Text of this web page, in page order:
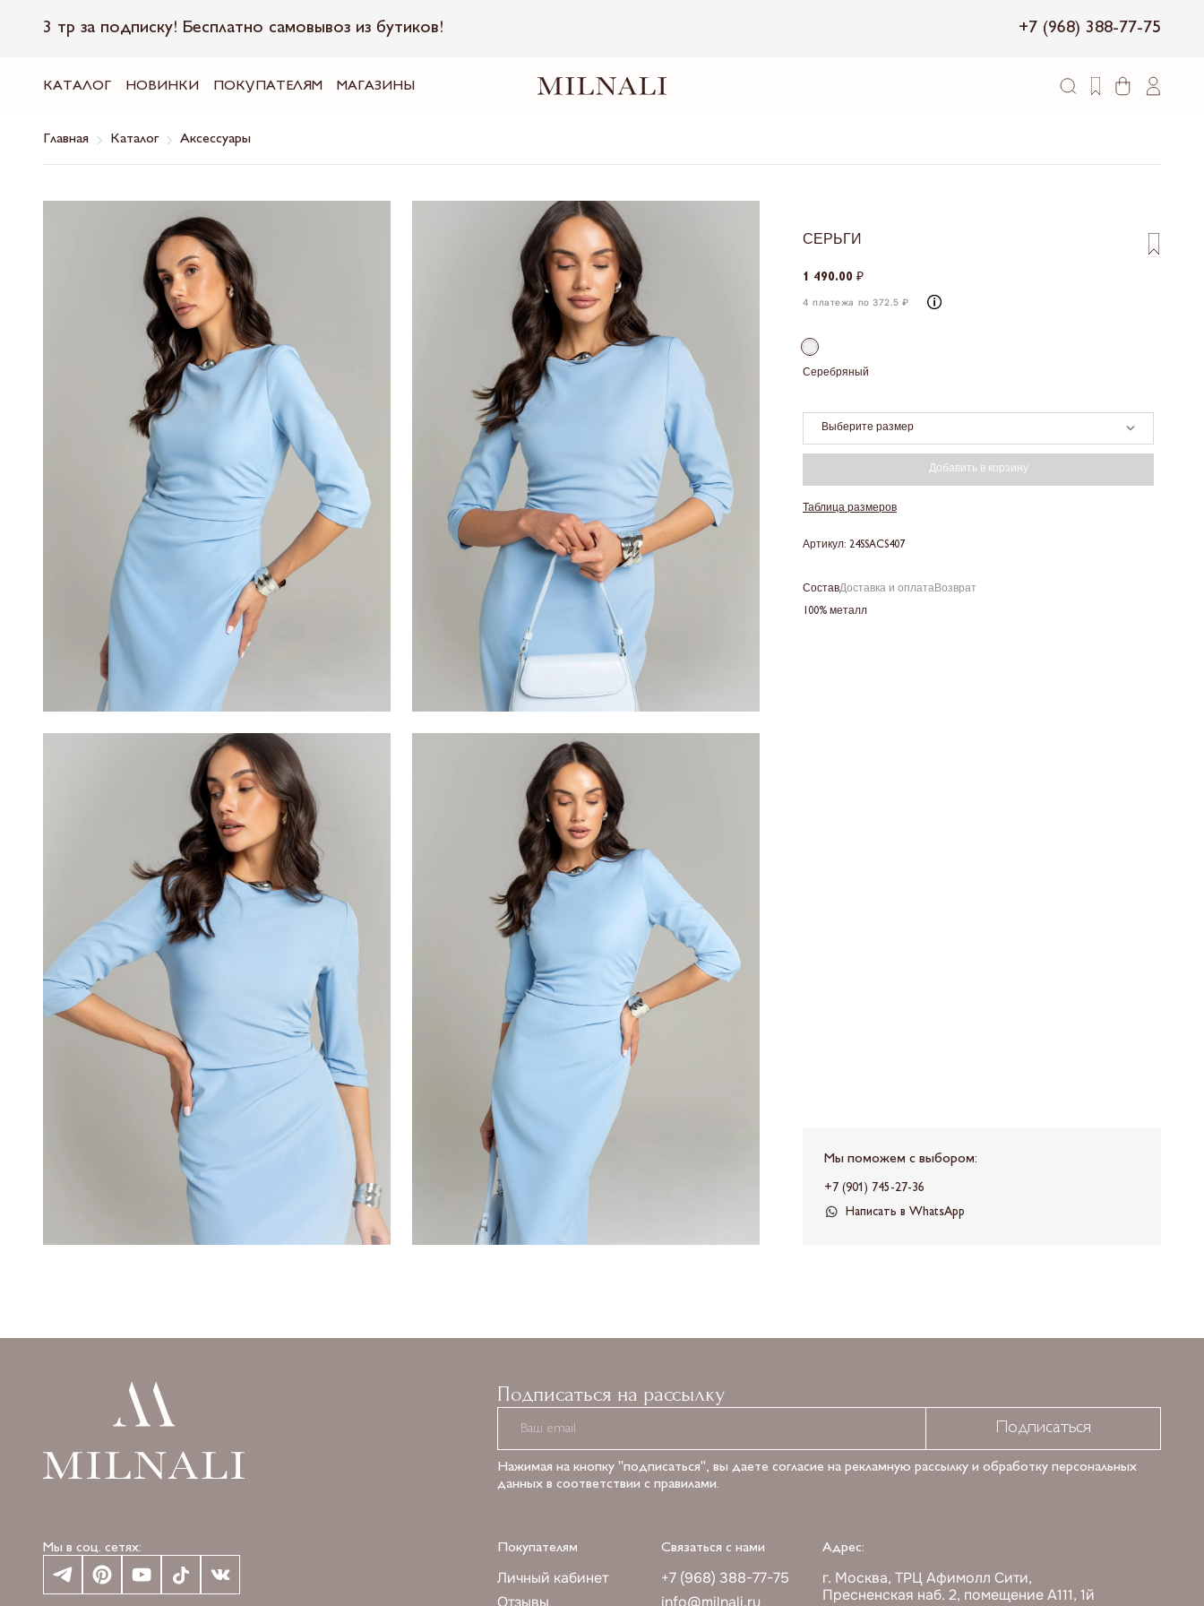
3 тр за подписку! Бесплатно самовывоз из бутиков! +7 (968) 388-77-75
КАТАЛОГ НОВИНКИ ПОКУПАТЕЛЯМ МАГАЗИНЫ
Главная Каталог Аксессуары
СЕРЬГИ
1 490.00 ₽
4 платежа по 372.5 ₽
Серебряный
Выберите размер
Добавить в корзину
Таблица размеров
Артикул: 24SSACS407
СоставДоставка и оплатаВозврат
100% металл
Мы поможем с выбором:
+7 (901) 745-27-36
Написать в WhatsApp
Подписаться на рассылку
Подписаться
Нажимая на кнопку "подписаться", вы даете согласие на рекламную рассылку и обработку персональных
данных в соответствии с правилами.
Мы в соц. сетях: Покупателям
Личный кабинет
Отзывы
Связаться с нами
+7 (968) 388-77-75
info@milnali.ru
Адрес:
г. Москва, ТРЦ Афимолл Сити,
Пресненская наб. 2, помещение А111, 1й